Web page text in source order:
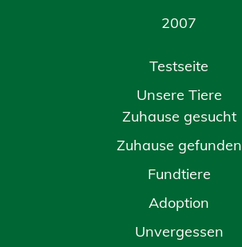
2007
Testseite
Unsere Tiere
Zuhause gesucht
Zuhause gefunden
Fundtiere
Adoption
Unvergessen